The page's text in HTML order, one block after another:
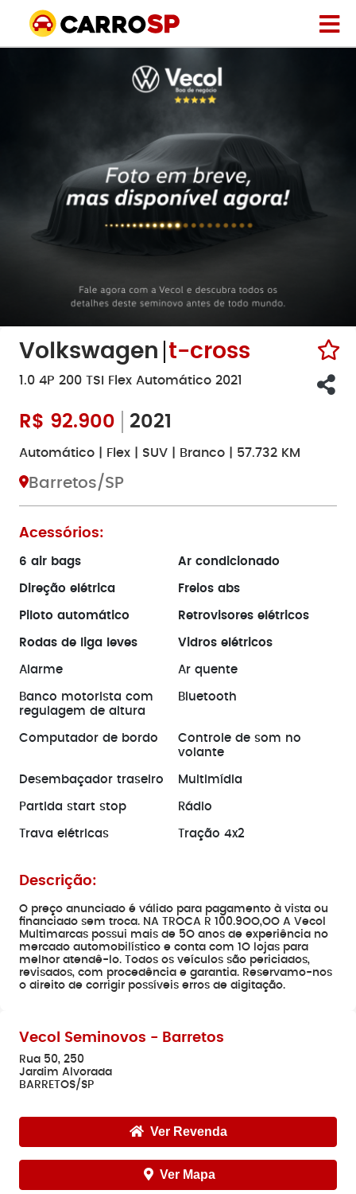
Volkswagen t-cross
1.0 4P 200 TSI Flex Automático 2021
R$ 92.900 2021
Automático | Flex | SUV | Branco | 57.732 KM
Barretos/SP
Acessórios:
6 air bags Ar condicionado
Direção elétrica Freios abs
Piloto automático Retrovisores elétricos
Rodas de liga leves Vidros elétricos
Alarme Ar quente
Banco motorista com
regulagem de altura
Bluetooth
Computador de bordo
Controle de som no
volante
Desembaçador traseiro Multimídia
Partida start stop Rádio
Trava elétricas Tração 4x2
Descrição:
O preço anunciado é válido para pagamento à vista ou
financiado sem troca. NA TROCA R 100.9OO,OO A Vecol
Multimarcas possui mais de 5O anos de experiência no
mercado automobilístico e conta com 1O lojas para
melhor atendê-lo. Todos os veículos são periciados,
revisados, com procedência e garantia. Reservamo-nos
o direito de corrigir possíveis erros de digitação.
Vecol Seminovos - Barretos
Rua 50, 250
Jardim Alvorada
BARRETOS/SP
Ver Revenda
Ver Mapa